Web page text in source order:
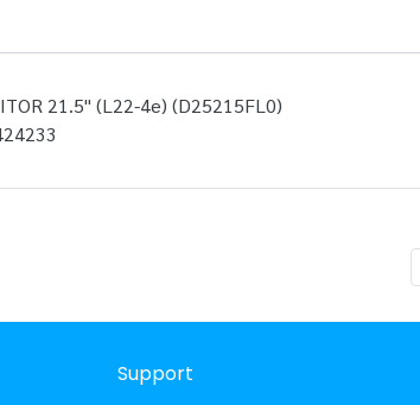
21.5" (L22-4e) (D25215FL0)
Support